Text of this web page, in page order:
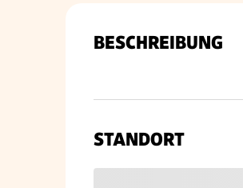
BESCHREIBUNG
STANDORT